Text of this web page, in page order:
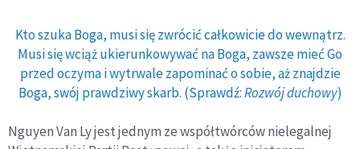
Kto szuka Boga, musi się zwrócić całkowicie do wewnątrz.
Musi się wciąż ukierunkowywać na Boga, zawsze mieć Go
przed oczyma i wytrwale zapominać o sobie, aż znajdzie
Boga, swój prawdziwy skarb. (Sprawdź:Rozwój duchowy)
Nguyen Van Ly jest jednym ze współtwórców nielegalnej